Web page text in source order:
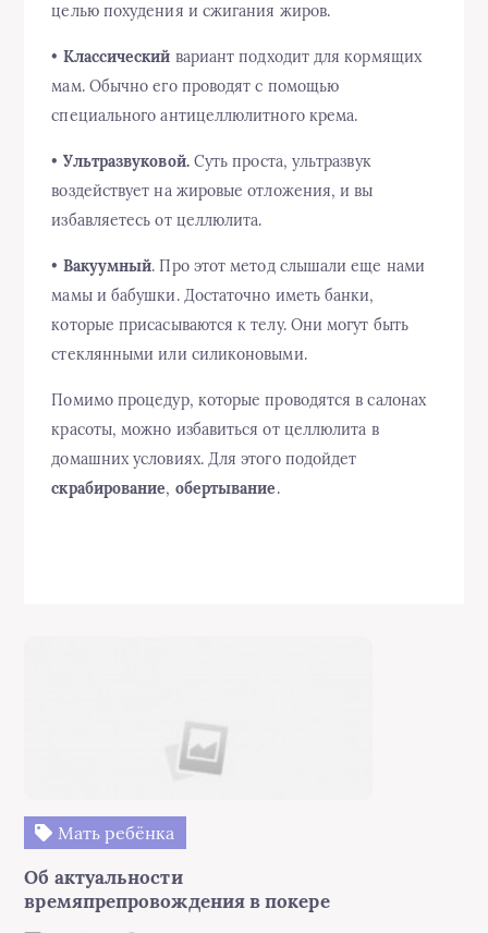
целью похудения и сжигания жиров.
• Классический вариант подходит для кормящих
мам. Обычно его проводят с помощью
специального антицеллюлитного крема.
• Ультразвуковой.Суть проста, ультразвук
воздействует на жировые отложения, и вы
избавляетесь от целлюлита.
• Вакуумный. Про этот метод слышали еще нами
мамы и бабушки. Достаточно иметь банки,
которые присасываются к телу. Они могут быть
стеклянными или силиконовыми.
Помимо процедур, которые проводятся в салонах
красоты, можно избавиться от целлюлита в
домашних условиях. Для этого подойдет
скрабирование, обертывание.
Мать ребёнка
Об актуальности
времяпрепровождения в покере